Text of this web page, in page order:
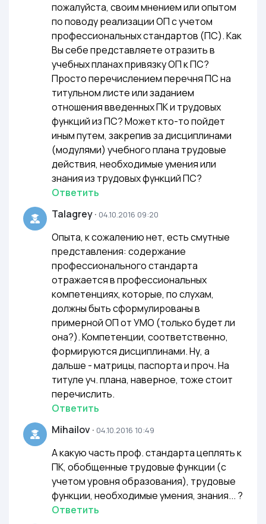
пожалуйста, своим мнением или опытом
по поводу реализации ОП с учетом
профессиональных стандартов (ПС). Как
Вы себе представляете отразить в
учебных планах привязку ОП к ПС?
Просто перечислением перечня ПС на
титульном листе или заданием
отношения введенных ПК и трудовых
функций из ПС? Может кто-то пойдет
иным путем, закрепив за дисциплинами
(модулями) учебного плана трудовые
действия, необходимые умения или
знания из трудовых функций ПС?
Ответить
Talagrey· 04.10.2016 09:20
Опыта, к сожалению нет, есть смутные
представления: содержание
профессионального стандарта
отражается в профессиональных
компетенциях, которые, по слухам,
должны быть сформулированы в
примерной ОП от УМО (только будет ли
она?). Компетенции, соответственно,
формируются дисциплинами. Ну, а
дальше - матрицы, паспорта и проч. На
титуле уч. плана, наверное, тоже стоит
перечислить.
Ответить
Mihailov· 04.10.2016 10:49
А какую часть проф. стандарта цеплять к
ПК, обобщенные трудовые функции (с
учетом уровня образования), трудовые
функции, необходимые умения, знания... ?
Ответить